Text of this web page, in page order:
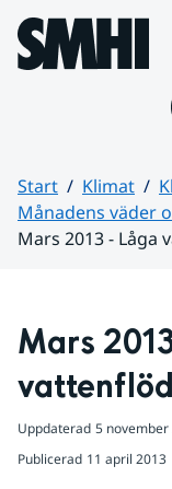
Hoppa till sidans
Start Klimat
Månadens väder
Mars 2013 - Låga
Mars
Uppdaterad 5 november
Publicerad 11 april 2013